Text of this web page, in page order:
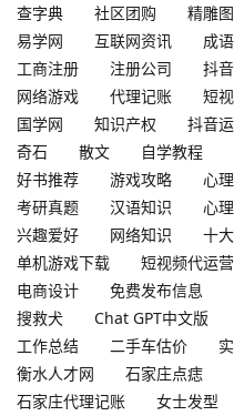
查字典
社区团购 精雕图
易学网
互联网资讯 成语
工商注册
注册公司 抖
网络游戏
代理记账 短
国学网
知识产权 抖音
奇石
散文 自学教程
好书推荐
游戏攻略 心
考研真题
汉语知识 心
兴趣爱好
网络知识 十
单机游戏下载
短视频代运营
电商设计
免费发布信息
搜救犬
Chat GPT中文版
工作总结
二手车估价
衡水人才网
石家庄点痣
石家庄代理记账
女士发型